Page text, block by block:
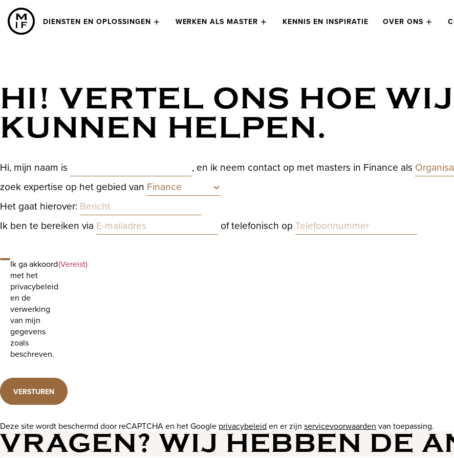
DIENSTEN EN OPLOSSINGEN WERKEN ALS MASTER KENNIS EN INSPIRATIE OVER ONS
HI! VERTEL ONS HOE
KUNNEN HELPEN.
Hi, mijn naam is , en ik neem contact op met masters in Finance als
zoek expertise op het gebied van Expertise
Het gaat hierover: Bericht
Ik ben te bereiken via E-mailadres of telefonisch op Telefoon
Ik ga akkoord
met het
privacybeleid
en de
verwerking
van mijn
gegevens
zoals
beschreven.
(Vereist)
VERSTUREN
Deze site wordt beschermd door reCAPTCHA en het Google privacybeleid en er zijn servicevoorwaarden van toepassing.
VRAGEN? WIJ HEBBEN DE